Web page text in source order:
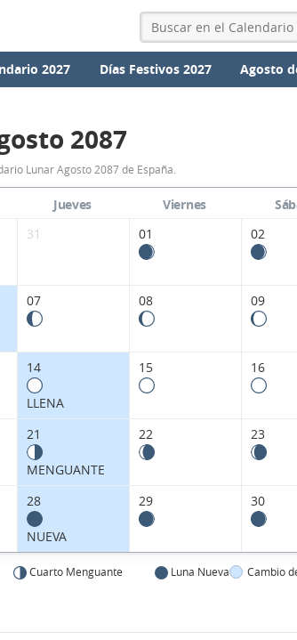
2027 Días Festivos 2027 Agosto
Calendario
Lunar
Agosto
España.
2087
Lunar Agosto 2087 de España.
Jueves Viernes
31 01 02
07 08 09
14
LLENA
15 16
21
MENGUANTE
22 23
28
NUEVA
29 30
Cuarto Menguante Luna Nueva Cambio